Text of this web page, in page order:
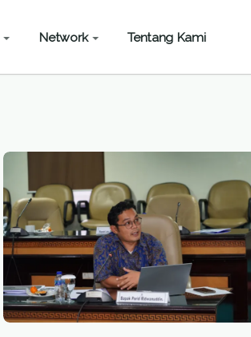
Network Tentang Kami